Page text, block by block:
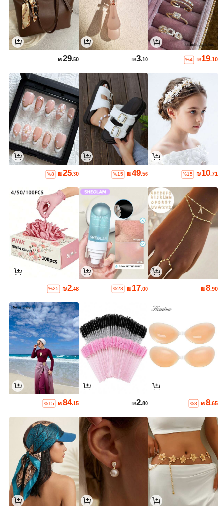
₪19.10
%4
₪3.10
₪29.50
₪10.71
%15
₪49.56
%15
₪25.30
%8
₪8.90
₪17.00
%23
₪2.48
%25
₪8.65
%8
₪2.80
₪84.15
%15